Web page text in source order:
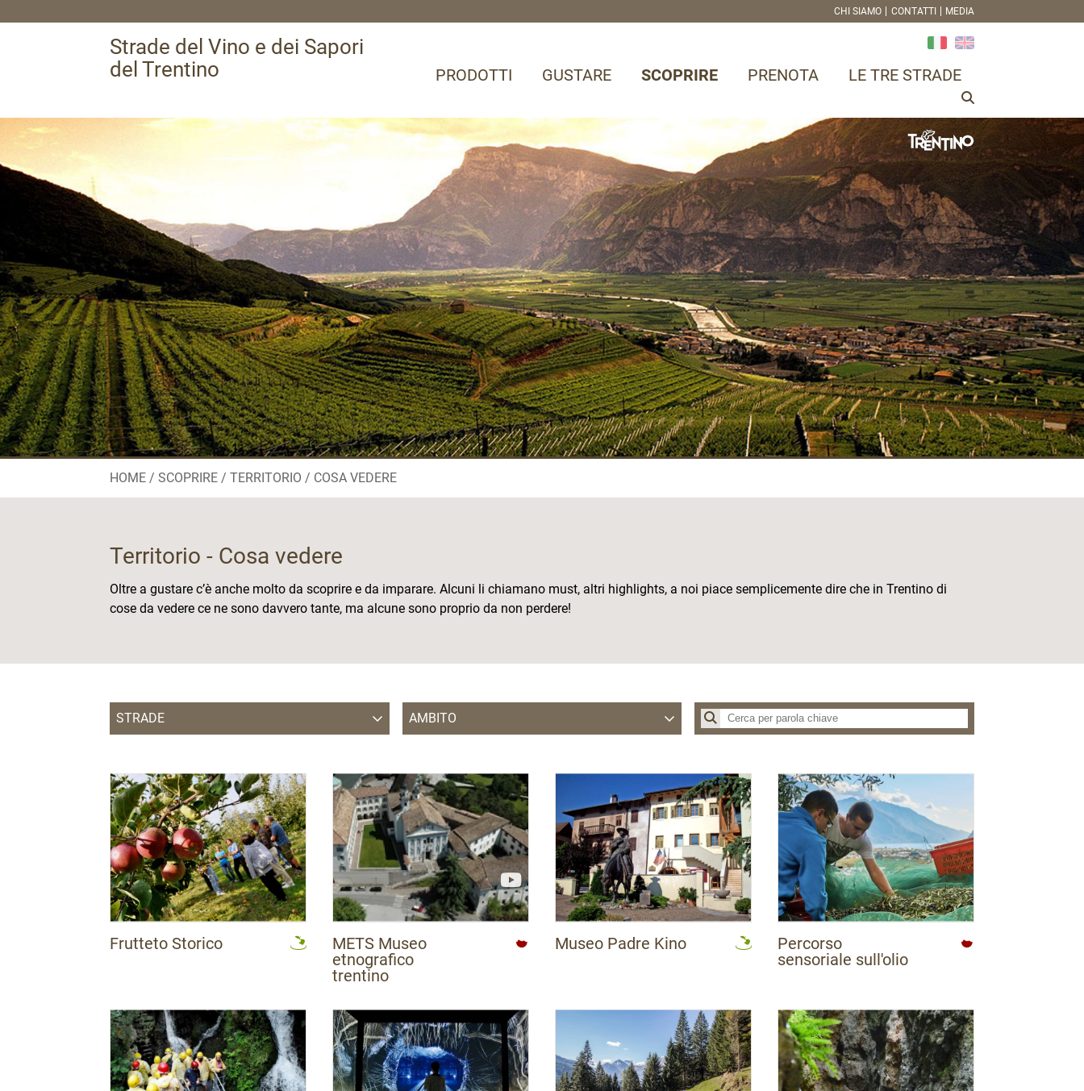
CHI SIAMO CONTATTI MEDIA
Strade del Vino e dei Sapori
del Trentino
PRODOTTI GUSTARE SCOPRIRE PRENOTA LE TRE STRADE
HOME SCOPRIRE TERRITORIO / COSA VEDERE
Territorio - Cosa vedere
Oltre a gustare c’è anche molto da scoprire e da imparare. Alcuni li chiamano must, altri highlights, a noi piace semplicemente dire che in Trentino di
cose da vedere ce ne sono davvero tante, ma alcune sono proprio da non perdere!
STRADE
Strada dei Formaggi
Strada della Mela
AMBITO
APT delle Valli di Sole Peio e Rabbi
APT delle Valli di Sole, Peio e Rabbi
APT Dolomiti Paganella
APT Garda Dolomiti
APT Madonna di Campiglio
APT San Martino di Castrozza, Passo Rolle,
Primiero e Vanoi
APT Val di Fiemme
APT Val di Fassa
APT Val di Non
Frutteto Storico
METS Museo
etnografico
trentino
Museo Padre Kino
Percorso
sensoriale sull'olio